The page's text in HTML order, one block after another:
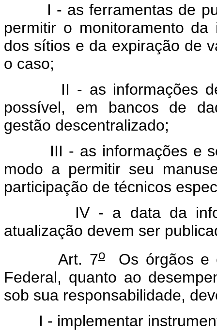
I - as ferramentas de
permitir o monitoramento
dos sítios e da expiração de
o caso;
II - as informações
possível, em bancos de
gestão descentralizado;
III - as informações e
modo a permitir seu
participação de técnicos
IV - a data da
atualização devem ser
Art. 7oOs órgãos e
Federal, quanto ao
sob sua responsabilidade,
I - implementar